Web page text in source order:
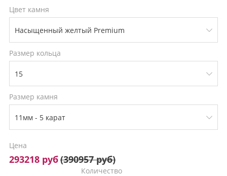
Цвет камня
Размер кольца
Размер камня
Цена
293218 руб(390957 руб)
Количество